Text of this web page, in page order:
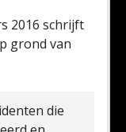
2016 schrijft
grond van
die